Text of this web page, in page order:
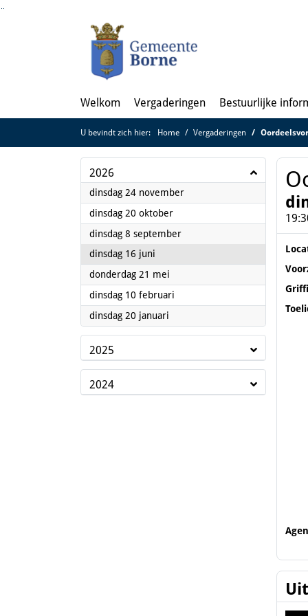
Welkom Vergaderingen Bestuurlijke
U bevindt zich hier: Home Vergaderingen
2026
dinsdag 24 november2026
dinsdag 20 oktober2026
dinsdag 8 september2026
dinsdag 16 juni
donderdag 21 mei
dinsdag 10 februari
dinsdag 20 januari
2025
2024